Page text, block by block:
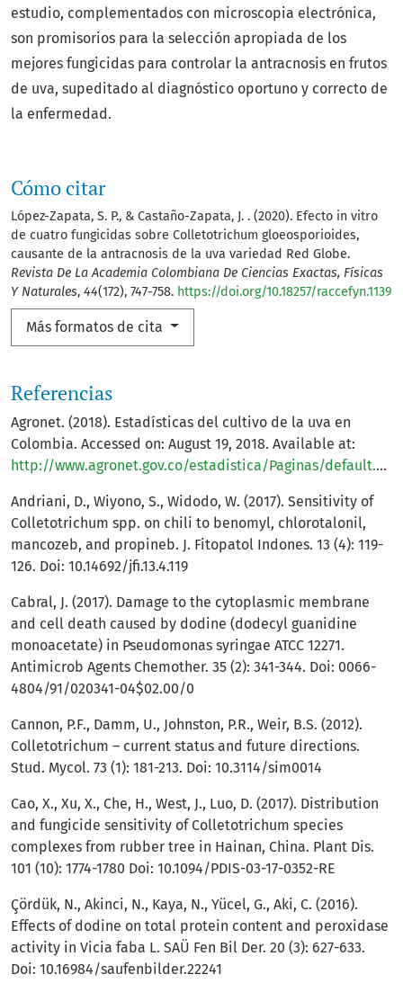
Cómo citar
López-Zapata, S. P., & Castaño-Zapata, J. . (2020). Efecto in vitro
de cuatro fungicidas sobre Colletotrichum gloeosporioides,
causante de la antracnosis de la uva variedad Red Globe.
Revista De La Academia Colombiana De Ciencias Exactas, Físicas
Y Naturales, 44(172), 747-758. https://doi.org/10.18257/raccefyn.1139
Más formatos de cita
estudio, complementados con microscopia electrónica,
son promisorios para la selección apropiada de los
mejores fungicidas para controlar la antracnosis en frutos
de uva, supeditado al diagnóstico oportuno y correcto de
la enfermedad.
Referencias
Agronet. (2018). Estadísticas del cultivo de la uva en
Colombia. Accessed on: August 19, 2018. Available at:
http://www.agronet.gov.co/estadistica/Paginas/default.aspx
Andriani, D., Wiyono, S., Widodo, W. (2017). Sensitivity of
Colletotrichum spp. on chili to benomyl, chlorotalonil,
mancozeb, and propineb. J. Fitopatol Indones. 13 (4): 119-
126. Doi: 10.14692/jfi.13.4.119
Cabral, J. (2017). Damage to the cytoplasmic membrane
and cell death caused by dodine (dodecyl guanidine
monoacetate) in Pseudomonas syringae ATCC 12271.
Antimicrob Agents Chemother. 35 (2): 341-344. Doi: 0066-
4804/91/020341-04$02.00/0
Cannon, P.F., Damm, U., Johnston, P.R., Weir, B.S. (2012).
Colletotrichum – current status and future directions.
Stud. Mycol. 73 (1): 181-213. Doi: 10.3114/sim0014
Cao, X., Xu, X., Che, H., West, J., Luo, D. (2017). Distribution
and fungicide sensitivity of Colletotrichum species
complexes from rubber tree in Hainan, China. Plant Dis.
101 (10): 1774-1780 Doi: 10.1094/PDIS-03-17-0352-RE
Çördük, N., Akinci, N., Kaya, N., Yücel, G., Aki, C. (2016).
Effects of dodine on total protein content and peroxidase
activity in Vicia faba L. SAÜ Fen Bil Der. 20 (3): 627-633.
Doi: 10.16984/saufenbilder.22241